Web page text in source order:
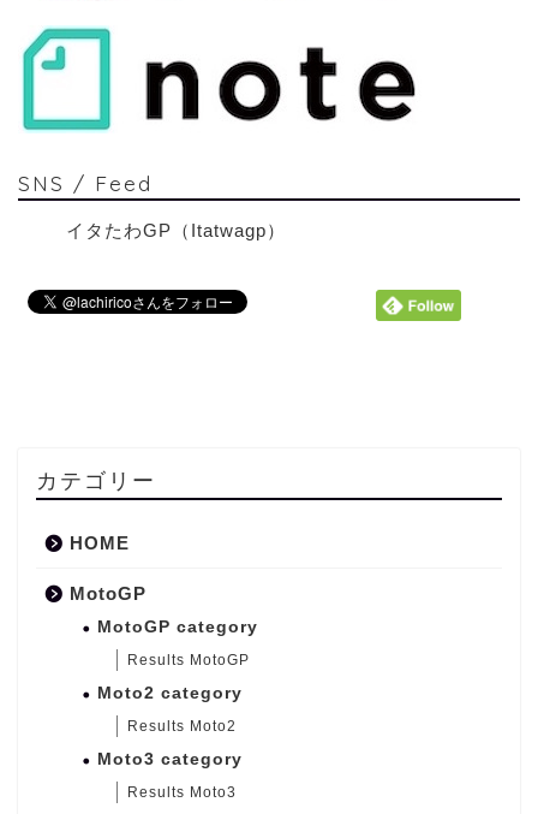
SNS / Feed
イタたわGP（Itatwagp）
カテゴリー
HOME
MotoGP
MotoGP category
Results MotoGP
Moto2 category
Results Moto2
Moto3 category
Results Moto3